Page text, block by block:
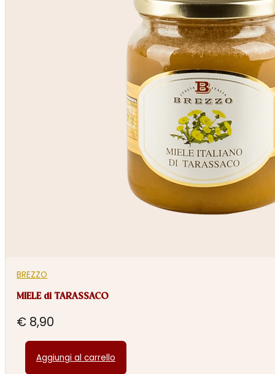
BREZZO
MIELE di TARASSACO
€ 8,90
Aggiungi al carrello